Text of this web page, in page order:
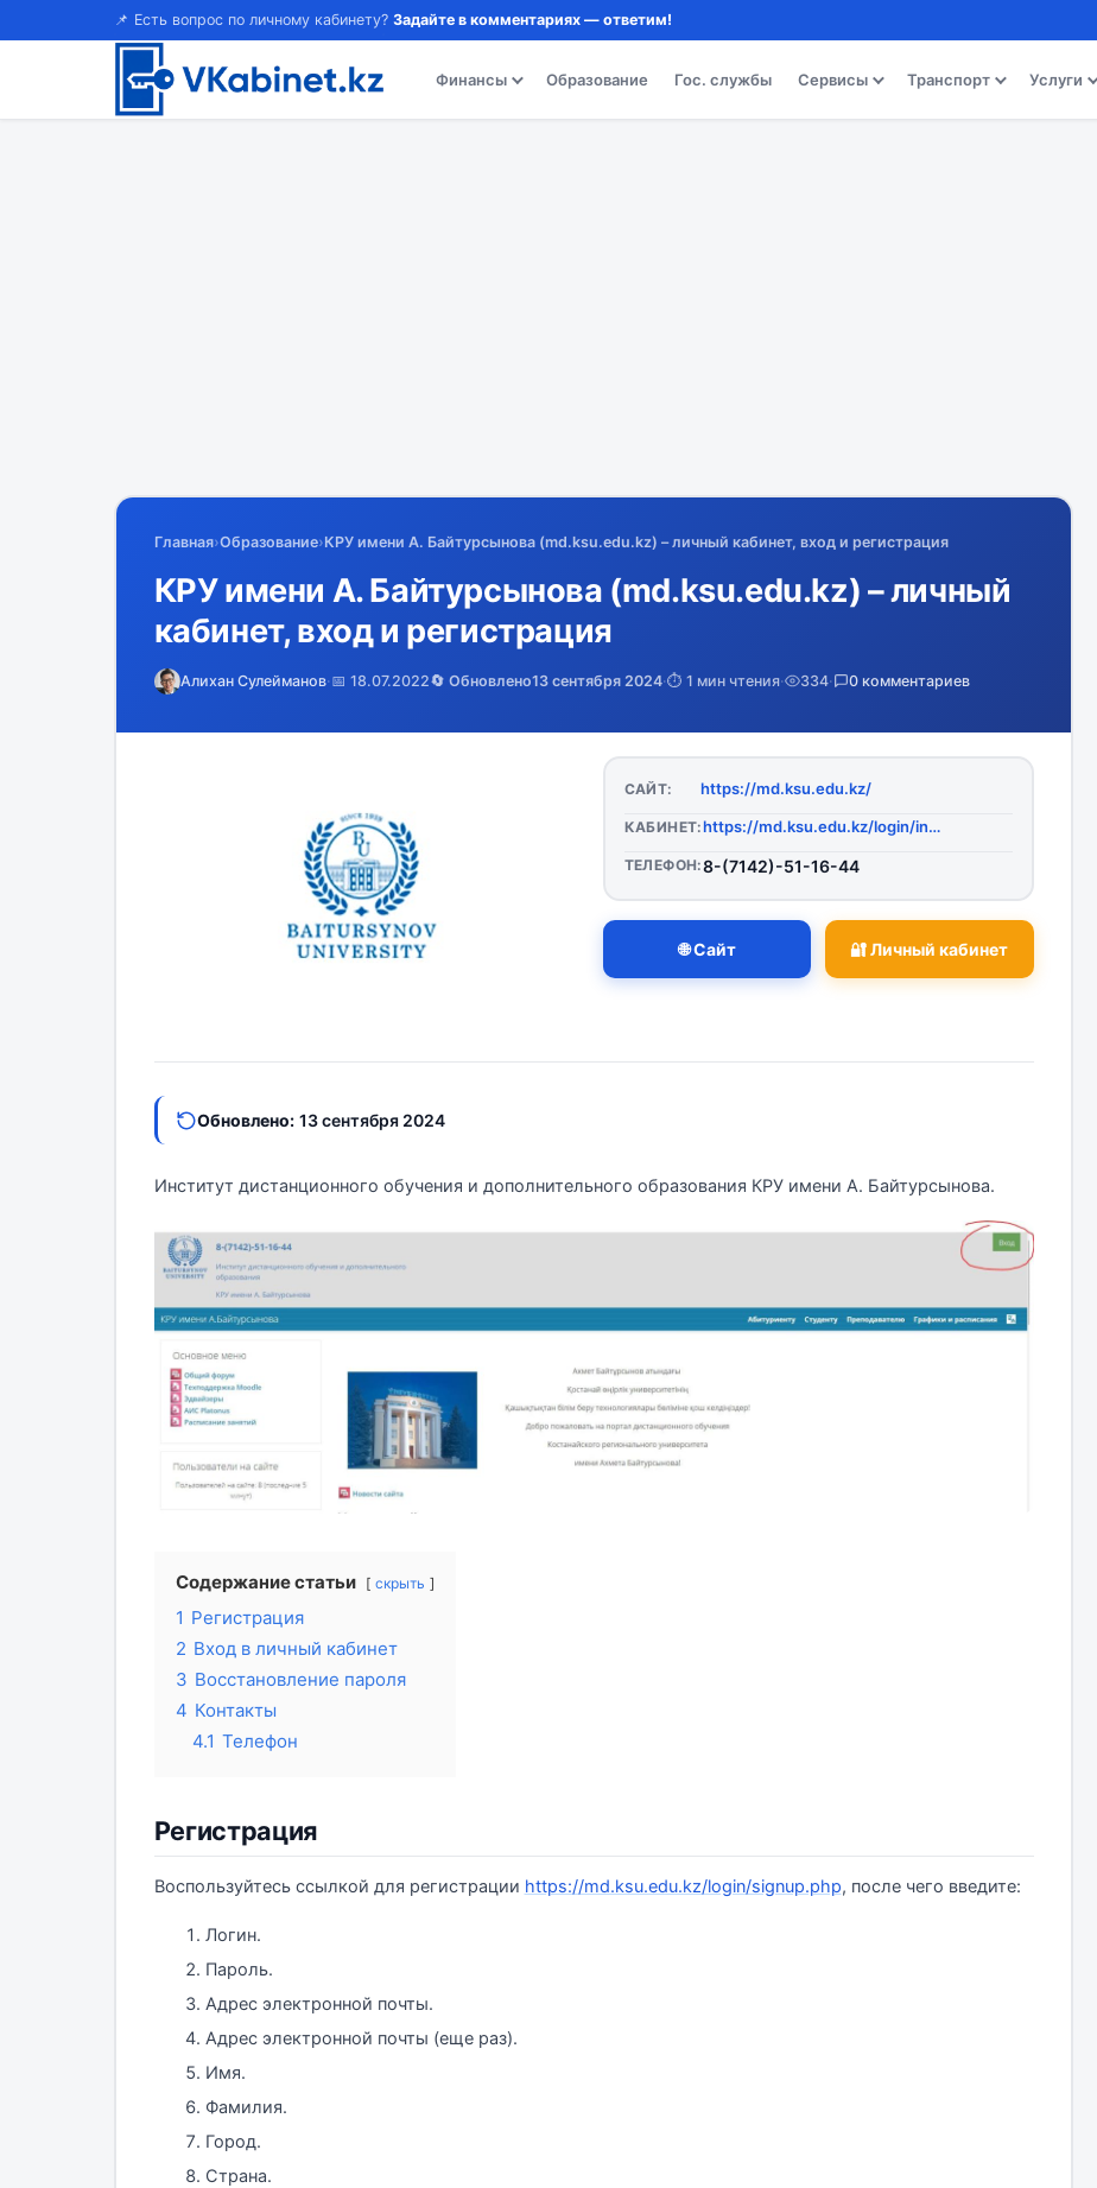
📌 Есть вопрос по личному кабинету? Задайте в комментариях — ответим!
Финансы Образование Гос. службы Сервисы Транспорт Услуги
Главная›Образование›КРУ имени А. Байтурсынова (md.ksu.edu.kz) – личный кабинет, вход и регистрация
КРУ имени А. Байтурсынова (md.ksu.edu.kz) – личный
кабинет, вход и регистрация
Алихан Сулейманов·📅 18.07.2022🔄 Обновлено13 сентября 2024·⏱️ 1 мин чтения· 334· 0 комментариев
САЙТ: https://md.ksu.edu.kz/
КАБИНЕТ: https://md.ksu.edu.kz/login/index.php
ТЕЛЕФОН:8-(7142)-51-16-44
🌐 Сайт 🔐 Личный кабинет
Обновлено: 13 сентября 2024
Институт дистанционного обучения и дополнительного образования КРУ имени А. Байтурсынова.
Содержание статьи скрыть
1 Регистрация
2 Вход в личный кабинет
3 Восстановление пароля
4 Контакты
4.1 Телефон
Регистрация
Воспользуйтесь ссылкой для регистрации https://md.ksu.edu.kz/login/signup.php, после чего введите:
Логин.
Пароль.
Адрес электронной почты.
Адрес электронной почты (еще раз).
Имя.
Фамилия.
Город.
Страна.